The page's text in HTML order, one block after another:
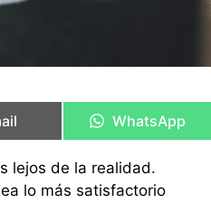
en
WhatsApp
lejos de la realidad.
lo más satisfactorio
en